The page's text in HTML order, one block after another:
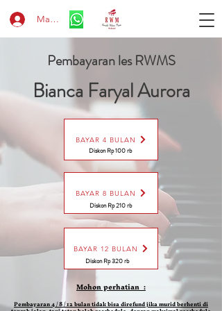
Masuk
Pembayaran les RWMS
Bianca Faryal Aurora
BAYAR 4 BULAN
Diskon Rp 100 rb
BAYAR 8 BULAN
Diskon Rp 210 rb
BAYAR 12 BULAN
Diskon Rp 320 rb
Mohon perhatian :
Pembayaran 4 / 8 / 12 bulan tidak bisa direfund jika murid berhenti di